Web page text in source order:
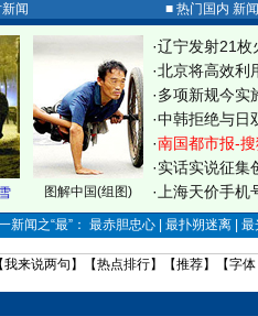
闻 ■ 热门国内 新
图解中国(组图)
·辽宁发射21枚
·北京将高效利
·多项新规今实
·中韩拒绝与日
·南国都市报-
·实话实说征集
· 上海天价手
新闻之“最”： 最赤胆忠心 | 最扑朔迷离 |
我来说两句 】【热点排行】【推荐】【字体